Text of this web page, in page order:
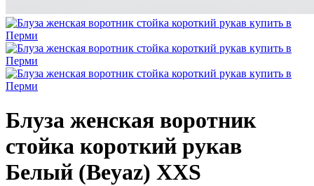
Блуза женская воротник
стойка короткий рукав
Белый (Beyaz) XXS